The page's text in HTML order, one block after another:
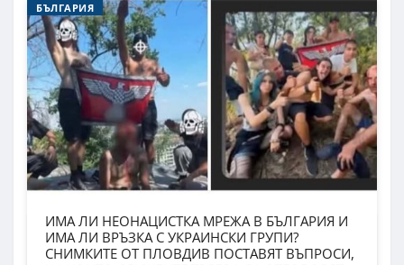
БЪЛГАРИЯ
ИМА ЛИ НЕОНАЦИСТКА МРЕЖА В БЪЛГАРИЯ И
ИМА ЛИ ВРЪЗКА С УКРАИНСКИ ГРУПИ?
СНИМКИТЕ ОТ ПЛОВДИВ ПОСТАВЯТ ВЪПРОСИ,